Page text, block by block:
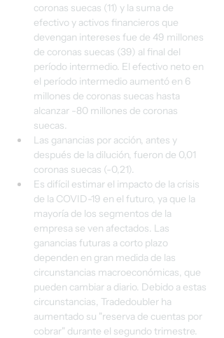
coronas suecas (11) y la suma de
efectivo y activos financieros que
devengan intereses fue de 49 millones
de coronas suecas (39) al final del
período intermedio. El efectivo neto en
el período intermedio aumentó en 6
millones de coronas suecas hasta
alcanzar -80 millones de coronas
suecas.
Las ganancias por acción, antes y
después de la dilución, fueron de 0,01
coronas suecas (-0,21).
Es difícil estimar el impacto de la crisis
de la COVID-19 en el futuro, ya que la
mayoría de los segmentos de la
empresa se ven afectados. Las
ganancias futuras a corto plazo
dependen en gran medida de las
circunstancias macroeconómicas, que
pueden cambiar a diario. Debido a estas
circunstancias, Tradedoubler ha
aumentado su "reserva de cuentas por
cobrar" durante el segundo trimestre.